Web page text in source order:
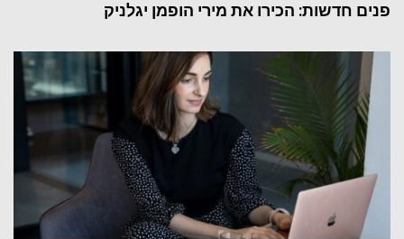
פנים חדשות: הכירו את מירי הופמן יגלניק